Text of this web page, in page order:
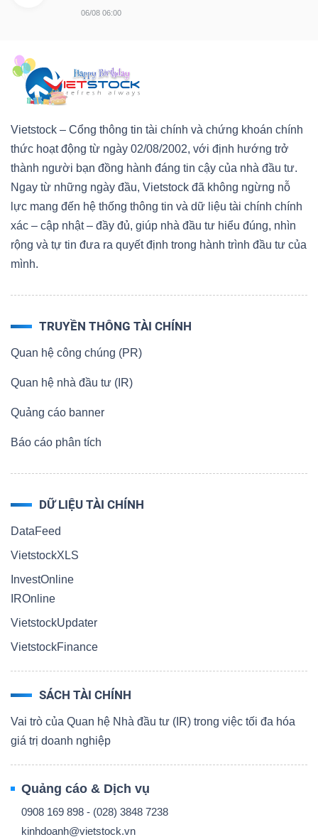
06/08 06:00
Vietstock – Cổng thông tin tài chính và chứng khoán chính
thức hoạt động từ ngày 02/08/2002, với định hướng trở
thành người bạn đồng hành đáng tin cậy của nhà đầu tư.
Ngay từ những ngày đầu, Vietstock đã không ngừng nỗ
lực mang đến hệ thống thông tin và dữ liệu tài chính chính
xác – cập nhật – đầy đủ, giúp nhà đầu tư hiểu đúng, nhìn
rộng và tự tin đưa ra quyết định trong hành trình đầu tư của
mình.
TRUYỀN THÔNG TÀI CHÍNH
Quan hệ công chúng (PR)
Quan hệ nhà đầu tư (IR)
Quảng cáo banner
Báo cáo phân tích
DỮ LIỆU TÀI CHÍNH
DataFeed
VietstockXLS
InvestOnline
IROnline
VietstockUpdater
VietstockFinance
SÁCH TÀI CHÍNH
Vai trò của Quan hệ Nhà đầu tư (IR) trong việc tối đa hóa
giá trị doanh nghiệp
Quảng cáo & Dịch vụ
0908 169 898 - (028) 3848 7238
kinhdoanh@vietstock.vn